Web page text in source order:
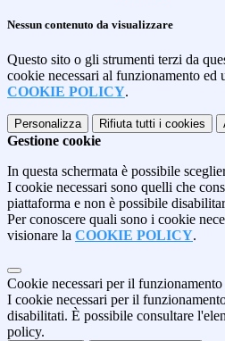
Nessun contenuto da visualizzare
Questo sito o gli strumenti terzi da
cookie necessari al funzionamento
COOKIE POLICY.
Personalizza Rifiuta tutti i cookies
Gestione cookie
In questa schermata è possibile
I cookie necessari sono quelli che
piattaforma e non è possibile
Per conoscere quali sono i cookie
visionare la COOKIE POLICY.
Cookie necessari per il funzionamento
I cookie necessari per il
disabilitati. È possibile consultare
policy.